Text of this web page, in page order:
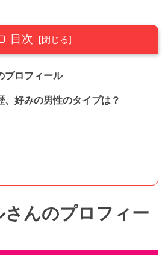
目次
プロフィール
、好みの男性のタイプは？
んのプロフィー